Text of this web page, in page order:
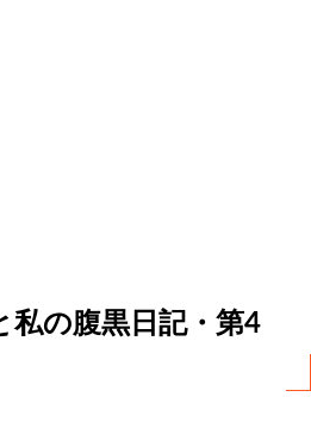
私の腹黒日記・第4